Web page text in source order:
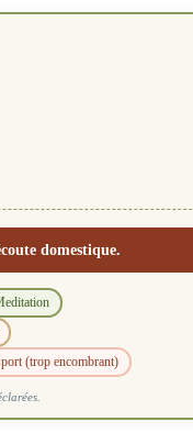
domestique.
(trop encombrant)